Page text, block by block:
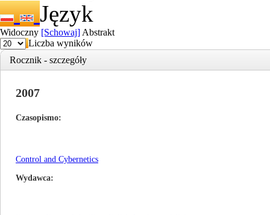
Język
Widoczny [Schowaj] Abstrakt
Liczba wyników
Rocznik - szczegóły
2007
Czasopismo
Control and Cybernetics
Wydawca